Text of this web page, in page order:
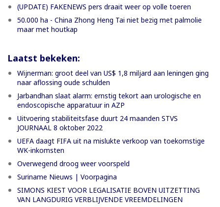
(UPDATE) FAKENEWS pers draait weer op volle toeren
50.000 ha - China Zhong Heng Tai niet bezig met palmolie
maar met houtkap
Laatst bekeken:
Wijnerman: groot deel van US$ 1,8 miljard aan leningen ging
naar aflossing oude schulden
Jarbandhan slaat alarm: ernstig tekort aan urologische en
endoscopische apparatuur in AZP
Uitvoering stabiliteitsfase duurt 24 maanden STVS
JOURNAAL 8 oktober 2022
UEFA daagt FIFA uit na mislukte verkoop van toekomstige
WK-inkomsten
Overwegend droog weer voorspeld
Suriname Nieuws | Voorpagina
SIMONS KIEST VOOR LEGALISATIE BOVEN UITZETTING
VAN LANGDURIG VERBLIJVENDE VREEMDELINGEN